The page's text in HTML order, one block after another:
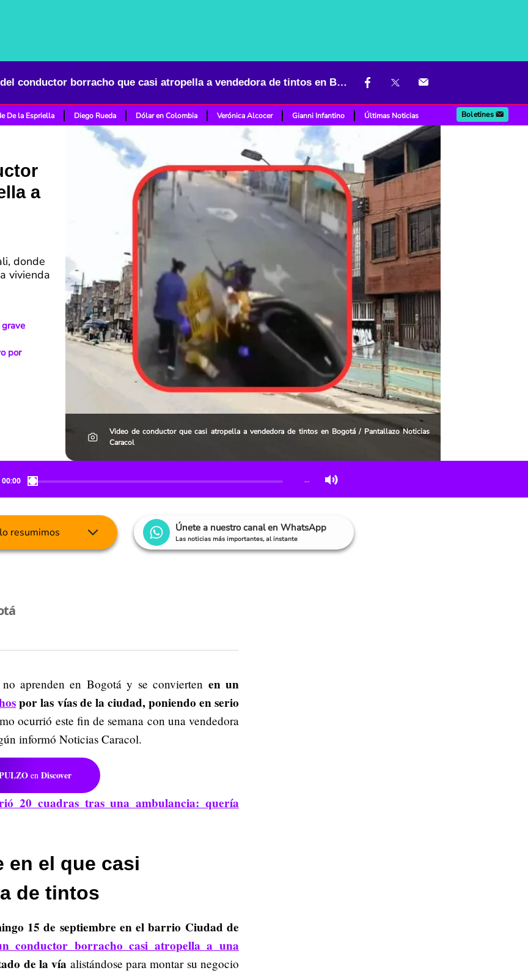
Aparece video del conductor borracho que casi atropella a vendedora de tintos en Bogotá
De la Espriella Diego Rueda Dólar en Colombia Verónica Alcocer Gianni Infantino Últimas Noticias Boletines
a
donde
vivienda
por
Video de conductor que casi atropella a vendedora de tintos en Bogotá / Pantallazo Noticias
Caracol
00:00 …
resumimos Únete a nuestro canal en WhatsApp
Las noticias más importantes, al instante
aprenden en Bogotá y se convierten en un
por las vías de la ciudad, poniendo en serio
ocurrió este fin de semana con una vendedora
informó Noticias Caracol.
en Discover
20 cuadras tras una ambulancia: quería
en el que casi
de tintos
15 de septiembre en el barrio Ciudad de
conductor borracho casi atropella a una
de la vía alistándose para montar su negocio